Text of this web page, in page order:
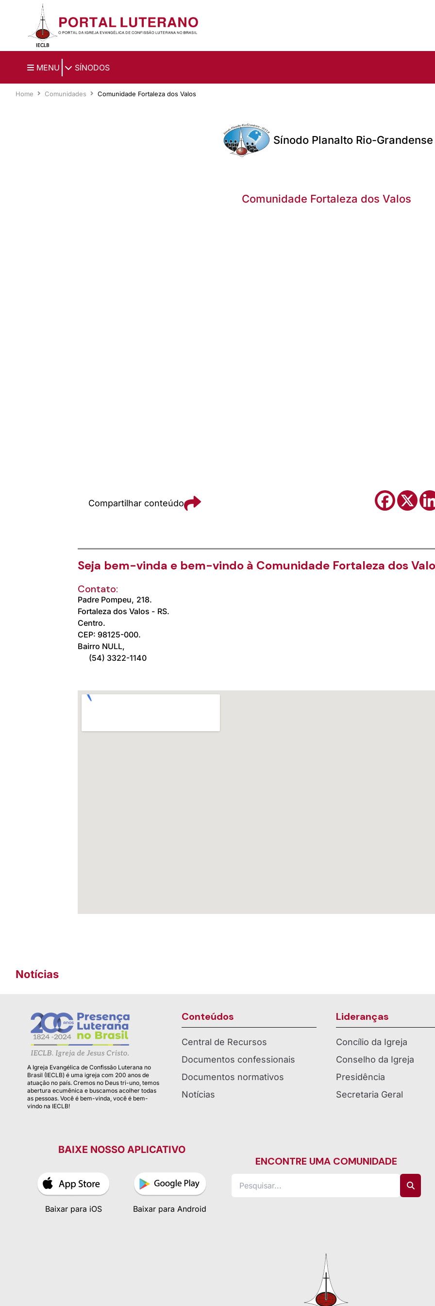
Ir para o conteúdo principal
MENU SÍNODOS
Home Comunidades Comunidade Fortaleza dos Valos
Sínodo Planalto Rio-Grandense
Comunidade Fortaleza dos Valos
Compartilhar conteúdo
Seja bem-vinda e bem-vindo à Comunidade Fortaleza dos
Contato:
Padre Pompeu, 218.
Fortaleza dos Valos - RS.
Centro.
CEP: 98125-000.
Bairro NULL,
(54) 3322-1140
Notícias
A Igreja Evangélica de Confissão Luterana no
Brasil (IECLB) é uma igreja com 200 anos de
atuação no país. Cremos no Deus tri-uno, temos
abertura ecumênica e buscamos acolher todas
as pessoas. Você é bem-vinda, você é bem-
vindo na IECLB!
Conteúdos
Central de Recursos
Documentos confessionais
Documentos normativos
Notícias
Lideranças
Concílio da Igreja
Conselho da Igreja
Presidência
Secretaria Geral
BAIXE NOSSO APLICATIVO
Baixar para iOS Baixar para Android
ENCONTRE UMA COMUNIDADE